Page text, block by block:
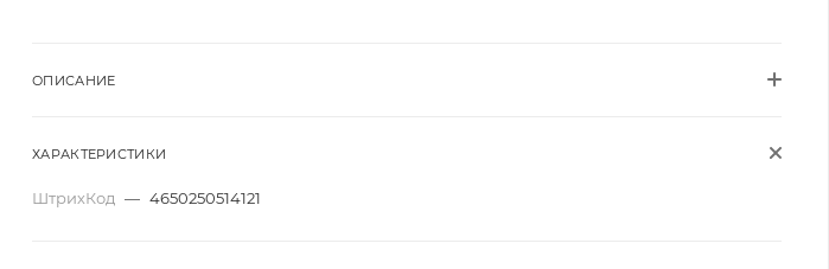
ОПИСАНИЕ
ХАРАКТЕРИСТИКИ
ШтрихКод — 4650250514121